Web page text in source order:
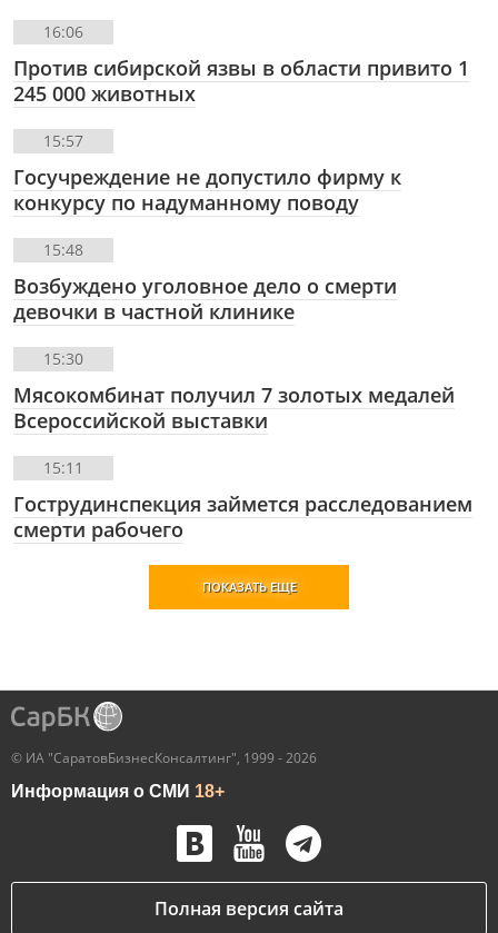
16:06
Против сибирской язвы в области привито 1
245 000 животных
15:57
Госучреждение не допустило фирму к
конкурсу по надуманному поводу
15:48
Возбуждено уголовное дело о смерти
девочки в частной клинике
15:30
Мясокомбинат получил 7 золотых медалей
Всероссийской выставки
15:11
Гострудинспекция займется расследованием
смерти рабочего
ПОКАЗАТЬ ЕЩЕ
© ИА "СаратовБизнесКонсалтинг", 1999 - 2026
Информация о СМИ 18+
Полная версия сайта